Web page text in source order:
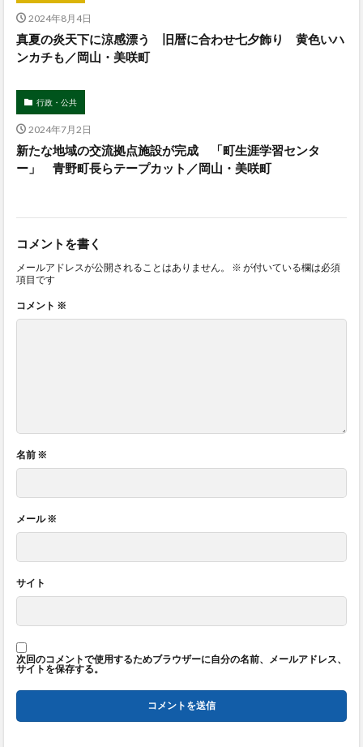
2024年8月4日
真夏の炎天下に涼感漂う 旧暦に合わせ七夕飾り 黄色いハ
ンカチも／岡山・美咲町
行政・公共
2024年7月2日
新たな地域の交流拠点施設が完成 「町生涯学習センタ
ー」 青野町長らテープカット／岡山・美咲町
コメントを書く
メールアドレスが公開されることはありません。 ※ が付いている欄は必須
項目です
コメント ※
名前 ※
メール※
サイト
次回のコメントで使用するためブラウザーに自分の名前、メールアドレス、
サイトを保存する。